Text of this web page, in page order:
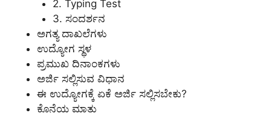
2. Typing Test
3. ಸಂದರ್ಶನ
ಅಗತ್ಯ ದಾಖಲೆಗಳು
ಉದ್ಯೋಗ ಸ್ಥಳ
ಪ್ರಮುಖ ದಿನಾಂಕಗಳು
ಅರ್ಜಿ ಸಲ್ಲಿಸುವ ವಿಧಾನ
ಈ ಉದ್ಯೋಗಕ್ಕೆ ಏಕೆ ಅರ್ಜಿ ಸಲ್ಲಿಸಬೇಕು?
ಕೊನೆಯ ಮಾತು